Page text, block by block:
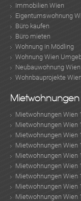
Immobilien Wien
Eigentumswohnung
Büro kaufen
Büro mieten
Wohnung in Mödling
Wohnung Wien
Neubauwohnung Wien
Wohnbauprojekte Wien
Mietwohnungen
Mietwohnungen Wien
Mietwohnungen Wien
Mietwohnungen Wien
Mietwohnungen Wien
Mietwohnungen Wien
Mietwohnungen Wien
Mietwohnungen Wien
Mietwohnungen Wien
Mietwohnungen Wien